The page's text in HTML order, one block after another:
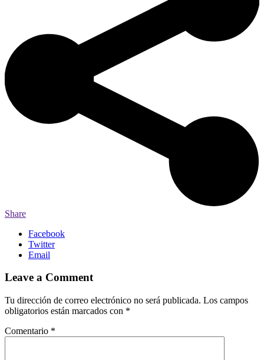
Share
Facebook
Twitter
Email
Leave a Comment
Tu dirección de correo electrónico no será publicada. Los campos
obligatorios están marcados con *
Comentario *